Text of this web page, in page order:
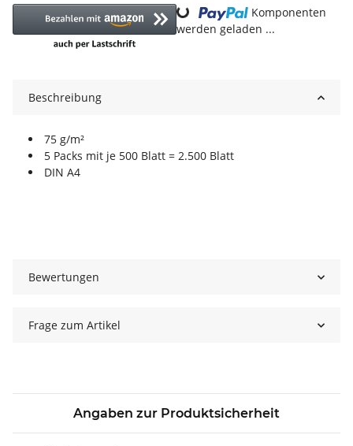
Loading...
Komponenten
werden geladen ...
Beschreibung
75 g/m²
5 Packs mit je 500 Blatt = 2.500 Blatt
DIN A4
Bewertungen
Frage zum Artikel
Angaben zur Produktsicherheit